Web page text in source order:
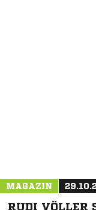
MAGAZIN
RUDI VÖLLER